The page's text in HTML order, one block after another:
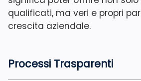
qualificati, ma veri e propri
crescita aziendale.
Processi Trasparenti